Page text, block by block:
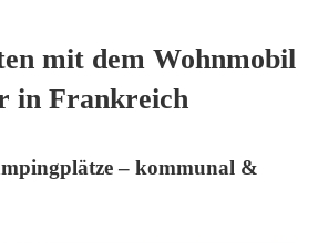
mit dem Wohnmobil
in Frankreich
– kommunal &